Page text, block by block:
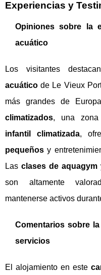
Experiencias y
Opiniones sobre la
acuático
Los visitantes
acuático de Le Vieux
más grandes de
climatizados, una zona
infantil climatizada,
pequeños y
Lasclases de aquagym
son altamente
mantenerse activos
Comentarios sobre
servicios
El alojamiento en este